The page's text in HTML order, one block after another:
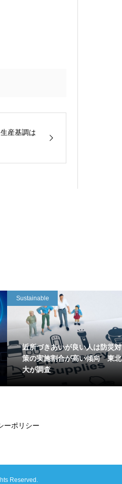
産基調は
Sustainable
近所づきあいが良い人は防災対
策の実施割合が高い傾向 東北
大が調査
ーポリシー
Reserved.